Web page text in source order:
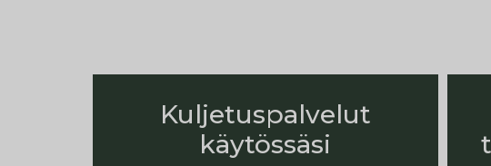
Kuljetuspalvelut
käytössäsi